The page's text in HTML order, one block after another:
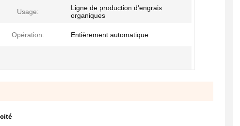
Usage:
Ligne de production d'engrais
organiques
Opération: Entièrement automatique